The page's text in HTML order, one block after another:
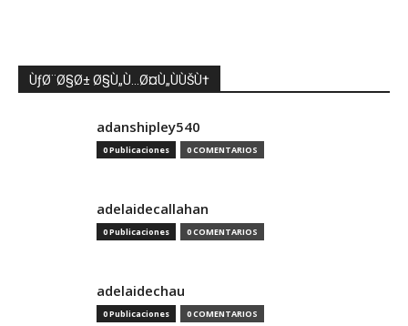
ÙƒØ¨Ø§Ø± Ø§Ù„Ù…Ø¤Ù„ÙÙŠÙ†
adanshipley540
0 Publicaciones 0 COMENTARIOS
adelaidecallahan
0 Publicaciones 0 COMENTARIOS
adelaidechau
0 Publicaciones 0 COMENTARIOS